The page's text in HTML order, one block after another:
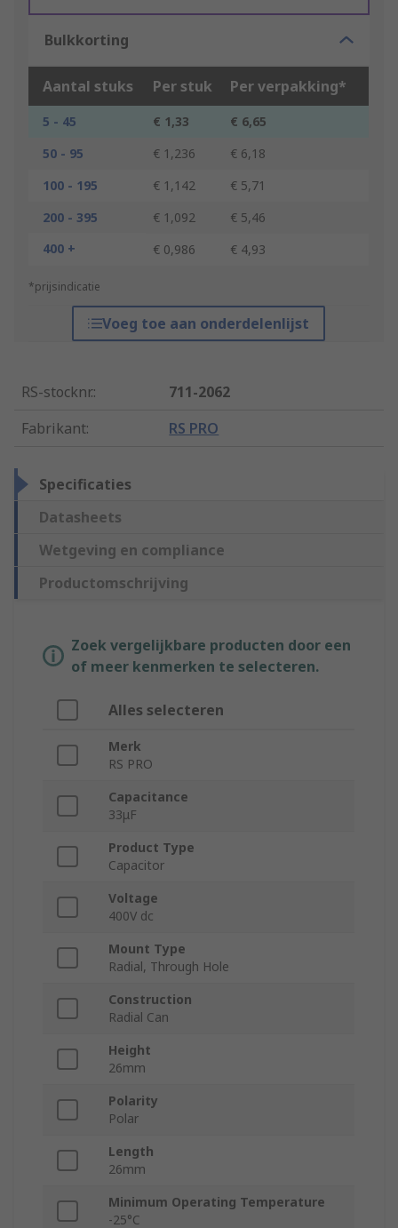
Bulkkorting
Aantal stuks Per stuk Per verpakking*
5 - 45 € 1,33
€ 6,65
50 - 95
€ 1,236
€ 6,18
100 - 195
€ 1,142
€ 5,71
200 - 395
€ 1,092
€ 5,46
400 +
€ 0,986 € 4,93
*prijsindicatie
Voeg toe aan onderdelenlijst
RS-stocknr.:
711-2062
Fabrikant: RS PRO
Specificaties
Datasheets
Wetgeving en compliance
Productomschrijving
Zoek vergelijkbare producten door een
of meer kenmerken te selecteren.
Alles selecteren
Merk
RS PRO
Capacitance
33μF
Product Type
Capacitor
Voltage
400V dc
Mount Type
Radial, Through Hole
Construction
Radial Can
Height
26mm
Polarity
Polar
Length
26mm
Minimum Operating Temperature
-25°C